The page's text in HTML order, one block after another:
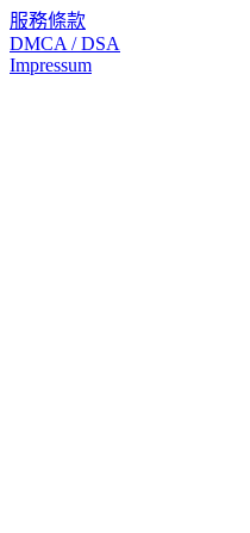
服務條款
DMCA / DSA
Impressum